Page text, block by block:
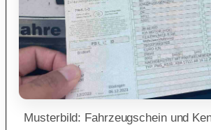
Musterbild: Fahrzeugschein und